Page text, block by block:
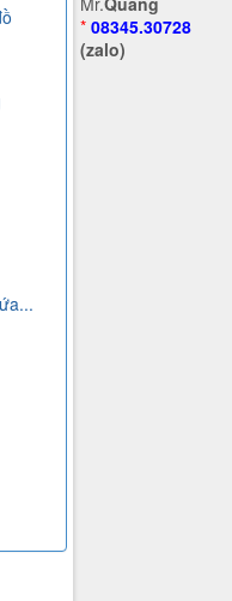
* 08345.30728
(zalo)